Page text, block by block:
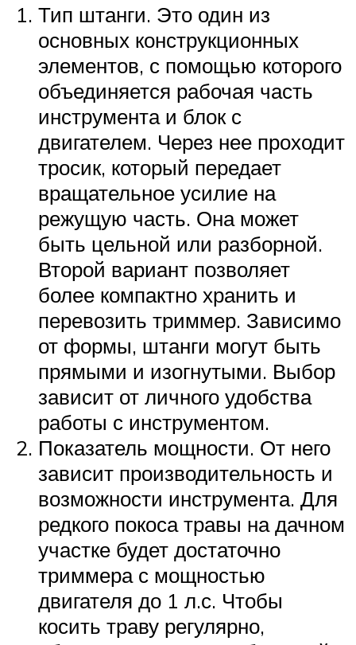
Тип штанги. Это один из
основных конструкционных
элементов, с помощью которого
объединяется рабочая часть
инструмента и блок с
двигателем. Через нее проходит
тросик, который передает
вращательное усилие на
режущую часть. Она может
быть цельной или разборной.
Второй вариант позволяет
более компактно хранить и
перевозить триммер. Зависимо
от формы, штанги могут быть
прямыми и изогнутыми. Выбор
зависит от личного удобства
работы с инструментом.
Показатель мощности. От него
зависит производительность и
возможности инструмента. Для
редкого покоса травы на дачном
участке будет достаточно
триммера с мощностью
двигателя до 1 л.с. Чтобы
косить траву регулярно,